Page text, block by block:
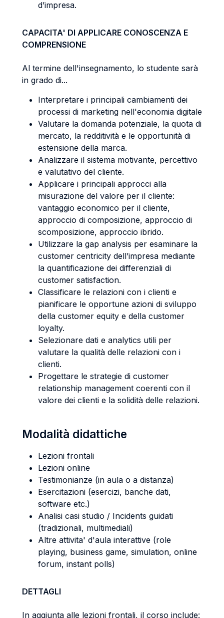
d’impresa.
CAPACITA' DI APPLICARE CONOSCENZA E
COMPRENSIONE
Al termine dell'insegnamento, lo studente sarà
in grado di...
Interpretare i principali cambiamenti dei
processi di marketing nell'economia digitale
Valutare la domanda potenziale, la quota di
mercato, la redditività e le opportunità di
estensione della marca.
Analizzare il sistema motivante, percettivo
e valutativo del cliente.
Applicare i principali approcci alla
misurazione del valore per il cliente:
vantaggio economico per il cliente,
approccio di composizione, approccio di
scomposizione, approccio ibrido.
Utilizzare la gap analysis per esaminare la
customer centricity dell’impresa mediante
la quantificazione dei differenziali di
customer satisfaction.
Classificare le relazioni con i clienti e
pianificare le opportune azioni di sviluppo
della customer equity e della customer
loyalty.
Selezionare dati e analytics utili per
valutare la qualità delle relazioni con i
clienti.
Progettare le strategie di customer
relationship management coerenti con il
valore dei clienti e la solidità delle relazioni.
Modalità didattiche
Lezioni frontali
Lezioni online
Testimonianze (in aula o a distanza)
Esercitazioni (esercizi, banche dati,
software etc.)
Analisi casi studio / Incidents guidati
(tradizionali, multimediali)
Altre attivita' d'aula interattive (role
playing, business game, simulation, online
forum, instant polls)
DETTAGLI
In aggiunta alle lezioni frontali, il corso include: